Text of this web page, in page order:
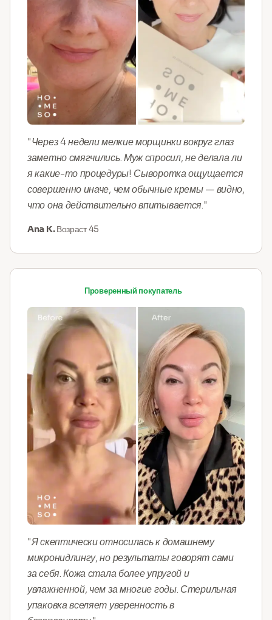
"Через 4 недели мелкие морщинки вокруг глаз
заметно смягчились. Муж спросил, не делала ли
я какие-то процедуры! Сыворотка ощущается
совершенно иначе, чем обычные кремы — видно,
что она действительно впитывается."
Ana K.Возраст 45
Проверенный покупатель
"Я скептически относилась к домашнему
микронидлингу, но результаты говорят сами
за себя. Кожа стала более упругой и
увлажненной, чем за многие годы. Стерильная
упаковка вселяет уверенность в